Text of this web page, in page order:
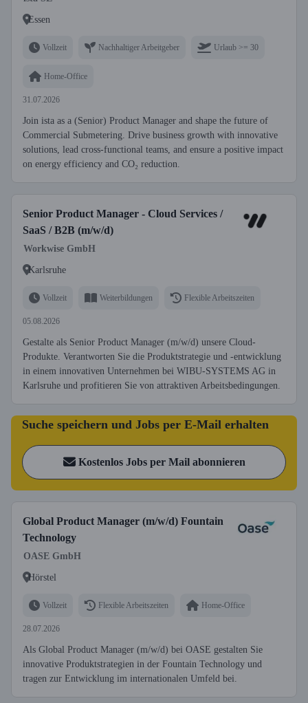
Essen
Vollzeit Nachhaltiger Arbeitgeber Urlaub >= 30
Home-Office
31.07.2026
Join ista as a (Senior) Product Manager and shape the future of
Commercial Submetering. Drive business growth with innovative
solutions, lead cross-functional teams, and ensure a positive impact
on energy efficiency and CO₂ reduction.
Senior Product Manager - Cloud Services /
SaaS / B2B (m/w/d)
Workwise GmbH
Karlsruhe
Vollzeit Weiterbildungen Flexible Arbeitszeiten
05.08.2026
Gestalte als Senior Product Manager (m/w/d) unsere Cloud-
Produkte. Verantworten Sie die Produktstrategie und -entwicklung
in einem innovativen Unternehmen bei WIBU-SYSTEMS AG in
Karlsruhe und profitieren Sie von attraktiven Arbeitsbedingungen.
Suche speichern und Jobs per E-Mail erhalten
Kostenlos Jobs per Mail abonnieren
Global Product Manager (m/w/d) Fountain
Technology
OASE GmbH
Hörstel
Vollzeit Flexible Arbeitszeiten Home-Office
28.07.2026
Als Global Product Manager (m/w/d) bei OASE gestalten Sie
innovative Produktstrategien in der Fountain Technology und
tragen zur Entwicklung im internationalen Umfeld bei.